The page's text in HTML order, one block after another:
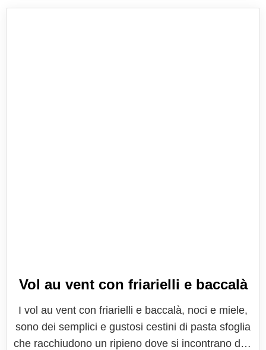
Vol au vent con friarielli e baccalà
I vol au vent con friarielli e baccalà, noci e miele,
sono dei semplici e gustosi cestini di pasta sfoglia
che racchiudono un ripieno dove si incontrano due